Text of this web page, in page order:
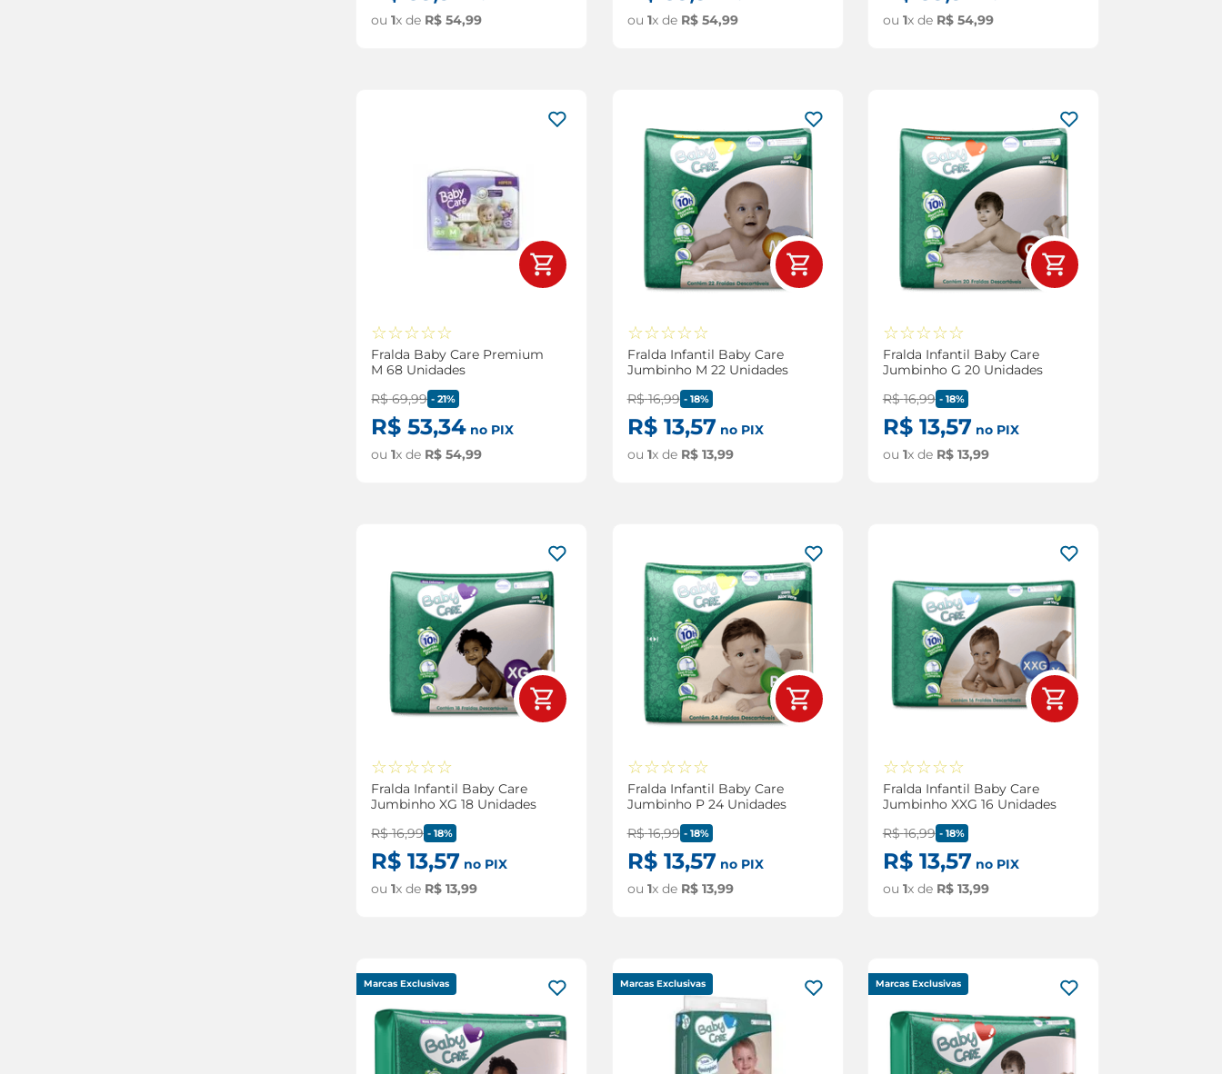
ou1x de R$ 54,99
ou 1x de R$ 54,99
ou 1x de R$ 54,99
☆☆☆☆☆
Fralda Baby Care Premium
M 68 Unidades
R$ 69,99 -21%
R$ 53,34 no PIX
ou1x de R$ 54,99
☆☆☆☆☆
Fralda Infantil Baby Care
Jumbinho M 22 Unidades
R$ 16,99 - 18%
R$ 13,57 no PIX
ou 1x de R$ 13,99
☆☆☆☆☆
Fralda Infantil Baby Care
Jumbinho G 20 Unidades
R$ 16,99 - 18%
R$ 13,57 no PIX
ou 1x de R$ 13,99
☆☆☆☆☆
Fralda Infantil Baby Care
Jumbinho XG 18 Unidades
R$ 16,99 -18%
R$ 13,57 no PIX
ou1x de R$ 13,99
☆☆☆☆☆
Fralda Infantil Baby Care
Jumbinho P 24 Unidades
R$ 16,99 - 18%
R$ 13,57 no PIX
ou 1x de R$ 13,99
☆☆☆☆☆
Fralda Infantil Baby Care
Jumbinho XXG 16 Unidades
R$ 16,99 - 18%
R$ 13,57 no PIX
ou 1x de R$ 13,99
Marcas Exclusivas Marcas Exclusivas Marcas Exclusivas